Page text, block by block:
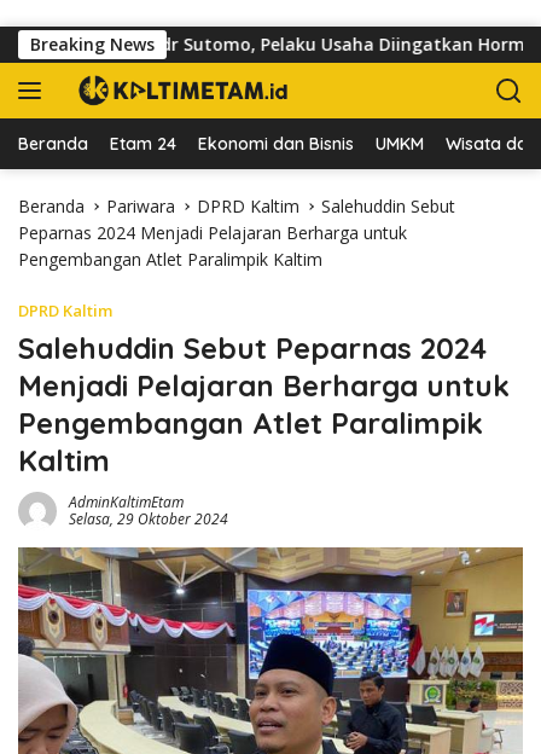
Breaking News
di Jalan dr Sutomo, Pelaku Usaha Diingatkan Hormati Hak
Beranda Etam 24 Ekonomi dan Bisnis UMKM Wisata dan
Beranda Pariwara DPRD Kaltim
Salehuddin Sebut
Peparnas 2024 Menjadi Pelajaran Berharga untuk
Pengembangan Atlet Paralimpik Kaltim
DPRD Kaltim
Salehuddin Sebut Peparnas 2024
Menjadi Pelajaran Berharga untuk
Pengembangan Atlet Paralimpik
Kaltim
AdminKaltimEtam
Selasa, 29 Oktober 2024